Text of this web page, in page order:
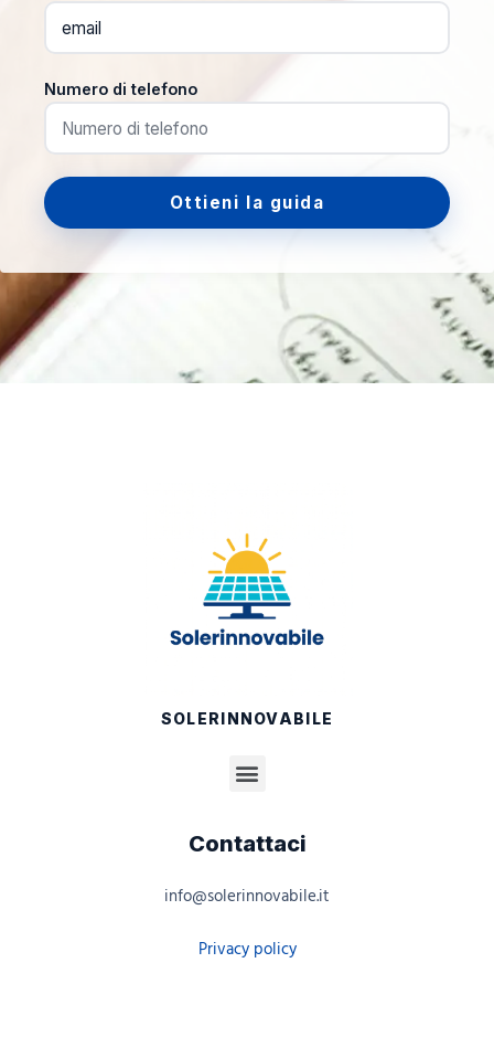
Numero di telefono
Ottieni la guida
SOLERINNOVABILE
Contattaci
info@solerinnovabile.it
Privacy policy